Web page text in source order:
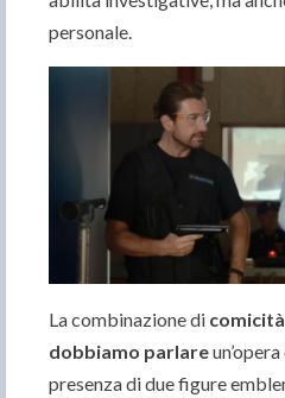
personale.
La combinazione di comicità
dobbiamo parlare
presenza di due figure